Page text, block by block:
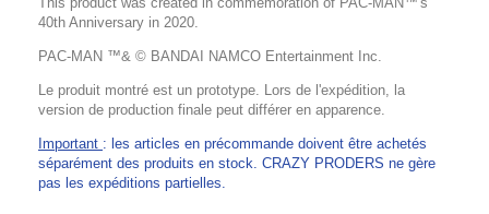
40th Anniversary in 2020.
PAC-MAN ™& © BANDAI NAMCO Entertainment Inc.
Le produit montré est un prototype. Lors de l'expédition, la
version de production finale peut différer en apparence.
Important : les articles en précommande doivent être achetés
séparément des produits en stock. CRAZY PRODERS ne gère
pas les expéditions partielles.